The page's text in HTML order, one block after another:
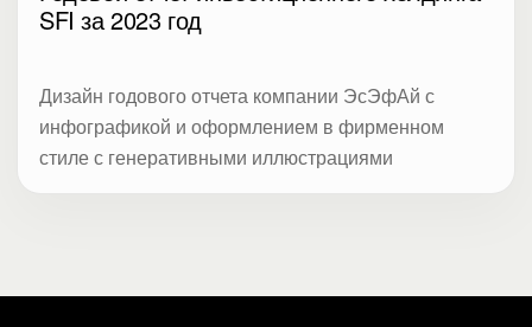
SFI за 2023 год
Дизайн годового отчета компании ЭсЭфАй с
инфографикой и оформлением в фирменном
стиле с генеративными иллюстрациями